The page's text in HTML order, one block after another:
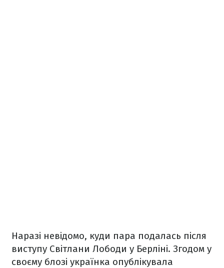
Наразі невідомо, куди пара подалась після
виступу Світлани Лободи у Берліні. Згодом у
своєму блозі українка опублікувала